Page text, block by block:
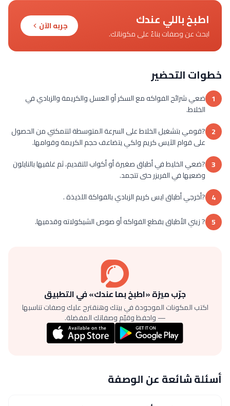
اطبخ باللي عندك
ابحث عن وصفات بناءً على مكوناتك.
جربه الآن
خطوات التحضير
1 ضعي شرائح الفواكه مع السكر أو العسل والكريمة والزبادي في
الخلاط.
2 ?قومي بتشغيل الخلاط على السرعة المتوسطة لتتمكني من الحصول
على قوام الآيس كريم ولكي يتضاعف حجم الكريمة وقوامها.
3 ?ضعي الخليط في أطباق صغيرة أو أكواب للتقديم، ثم غلفيها بالنايلون
وضعيها في الفريزر حتى تتجمد.
4 ?أخرجي أطباق ايس كريم الزبادي بالفواكة اللذيذة .
5 ? زيني الأطباق بقطع الفواكه أو صوص الشيكولاته وقدميها.
جرّب ميزة «اطبخ بما عندك» في التطبيق
اكتب المكونات الموجودة في بيتك وهنقترح عليك وصفات تناسبها
— واحفظ وقيّم وصفاتك المفضلة.
أسئلة شائعة عن الوصفة